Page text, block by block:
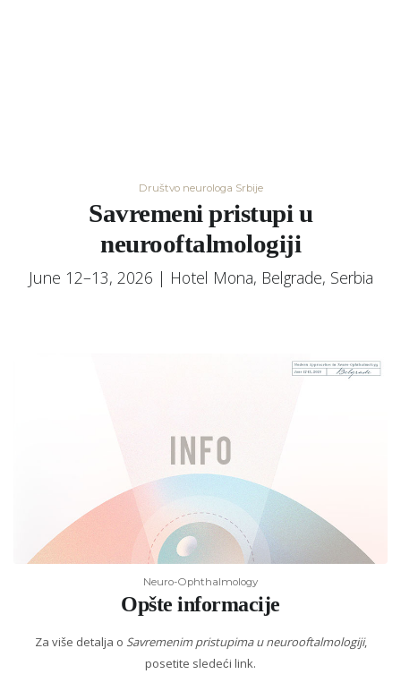
Društvo neurologa Srbije
Savremeni pristupi u
neurooftalmologiji
June 12–13, 2026 | Hotel Mona, Belgrade, Serbia
Neuro-Ophthalmology
Opšte informacije
Za više detalja o Savremenim pristupima u neurooftalmologiji,
posetite sledeći link.